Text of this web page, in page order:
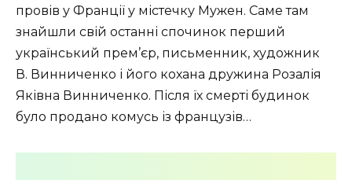
провів у Франції у містечку Мужен. Саме там
знайшли свій останні спочинок перший
український прем’єр, письменник, художник
В. Винниченко і його кохана дружина Розалія
Яківна Винниченко. Після їх смерті будинок
було продано комусь із французів…